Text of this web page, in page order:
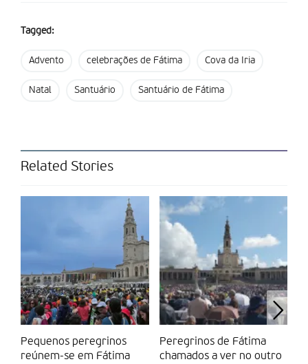
Tagged:
Advento celebrações de Fátima Cova da Iria
Natal Santuário Santuário de Fátima
Related Stories
Pequenos peregrinos
reúnem-se em Fátima
Peregrinos de Fátima
chamados a ver no outro